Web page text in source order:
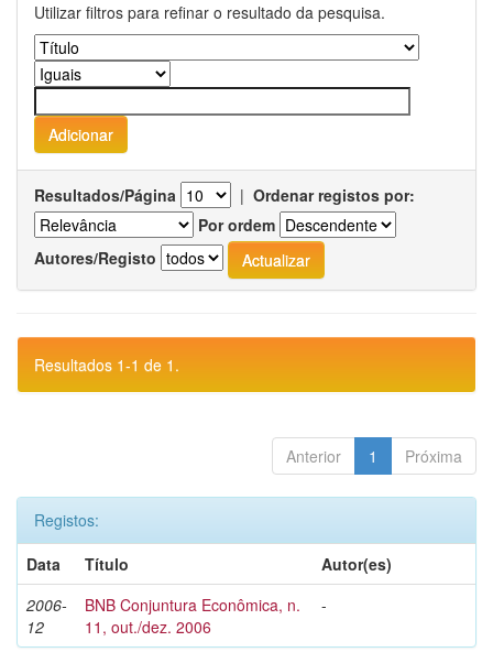
Utilizar filtros para refinar o resultado da pesquisa.
Resultados/Página | Ordenar registos por:
Por ordem
Autores/Registo
Resultados 1-1 de 1.
Anterior 1 Próxima
Registos:
Data
Título
Autor(es)
2006-
12
BNB Conjuntura Econômica, n.
11, out./dez. 2006
-